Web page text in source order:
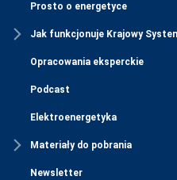
Prosto o energetyce
Jak funkcjonuje Krajowy
Opracowania eksperckie
Podcast
Elektroenergetyka
Materiały do pobrania
Newsletter